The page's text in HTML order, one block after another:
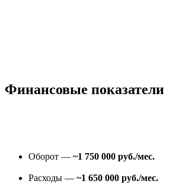
Финансовые показатели
Оборот — ~1 750 000 руб./мес.
Расходы — ~1 650 000 руб./мес.